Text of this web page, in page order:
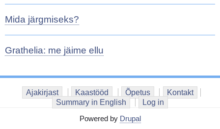
Mida järgmiseks?
Grathelia: me jäime ellu
Ajakirjast Kaastööd Õpetus
Kontakt
Summary in English
Log in
Powered by Drupal